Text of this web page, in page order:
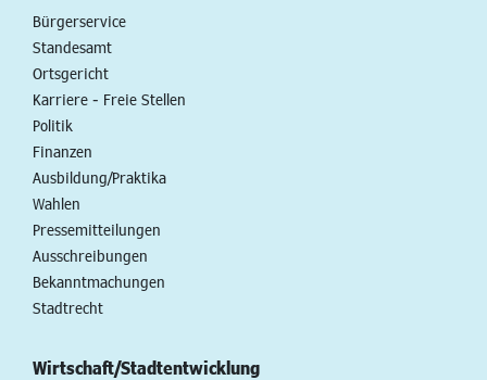
Bürgerservice
Standesamt
Ortsgericht
Karriere - Freie Stellen
Politik
Finanzen
Ausbildung/Praktika
Wahlen
Pressemitteilungen
Ausschreibungen
Bekanntmachungen
Stadtrecht
Wirtschaft/Stadtentwicklung